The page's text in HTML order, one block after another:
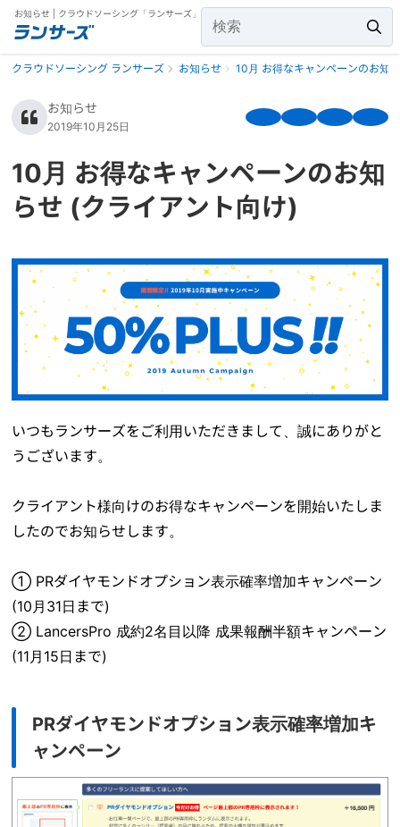
お知らせ | クラウドソーシング「ランサーズ」
クラウドソーシング ランサーズ お知らせ 10月 お得なキャンペーンのお知
お知らせ
2019年10月25日
10月 お得なキャンペーンのお知
らせ (クライアント向け)
いつもランサーズをご利用いただきまして、誠にありがと
うございます。
クライアント様向けのお得なキャンペーンを開始いたしま
したのでお知らせします。
① PRダイヤモンドオプション表示確率増加キャンペーン
(10月31日まで)
② LancersPro 成約2名目以降 成果報酬半額キャンペーン
(11月15日まで)
PRダイヤモンドオプション表示確率増加キ
ャンペーン